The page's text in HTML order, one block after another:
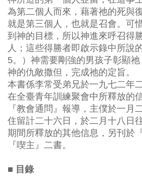
為第二個人而來，藉著祂的死與
就是第三個人，也就是召會。可
到神的目標，所以神進來呼召得
人；這些得勝者即啟示錄中所說
5。）神需要剛強的男孩子彰顯
神的仇敵撒但，完成祂的定旨。
本書係李常受弟兄於一九七二年
在全臺青年訓練聚會中所釋放的
『教會通問』報導，主僕於一月
住留計二十六日，於二月十八日
期間所釋放的其他信息，另刊於
『喫主』二書。
■ 目錄